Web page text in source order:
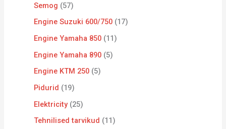
Semog
57
Engine Suzuki 600/750 17
Engine Yamaha 850 11
Engine Yamaha 890 5
Engine KTM 250 5
Pidurid
19
Elektricity 25
Tehnilised tarvikud
11